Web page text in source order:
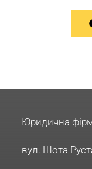
Юридична
вул. Шота